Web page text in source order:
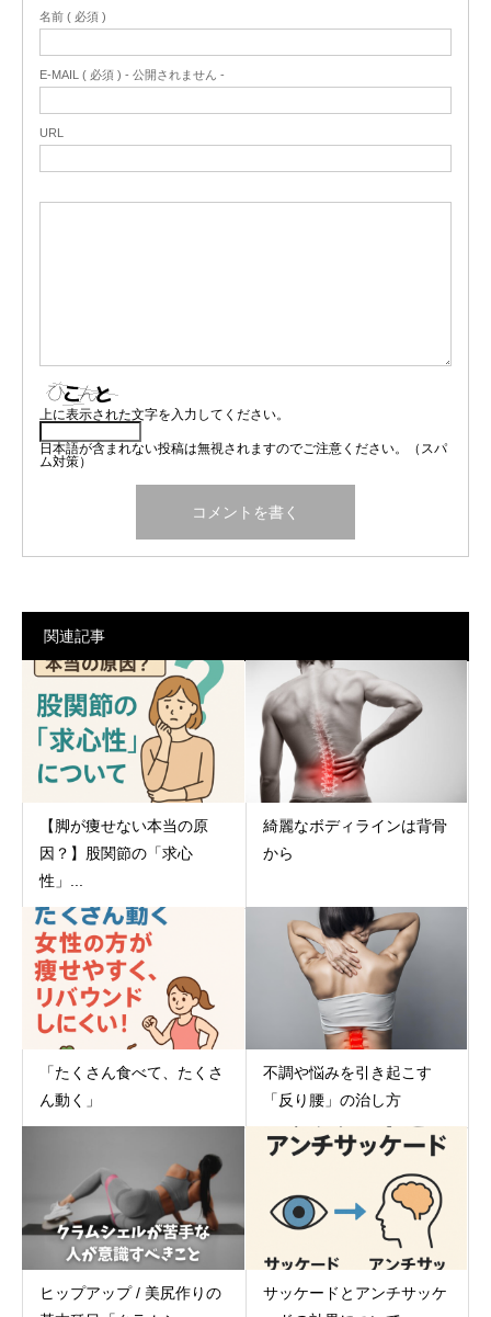
名前 ( 必須 )
E-MAIL ( 必須 ) - 公開されません -
URL
上に表示された文字を入力してください。
日本語が含まれない投稿は無視されますのでご注意ください。（スパ
ム対策）
関連記事
【脚が痩せない本当の原
因？】股関節の「求心
性」...
綺麗なボディラインは背骨
から
「たくさん食べて、たくさ
ん動く」
不調や悩みを引き起こす
「反り腰」の治し方
ヒップアップ / 美尻作りの
サッケードとアンチサッケ